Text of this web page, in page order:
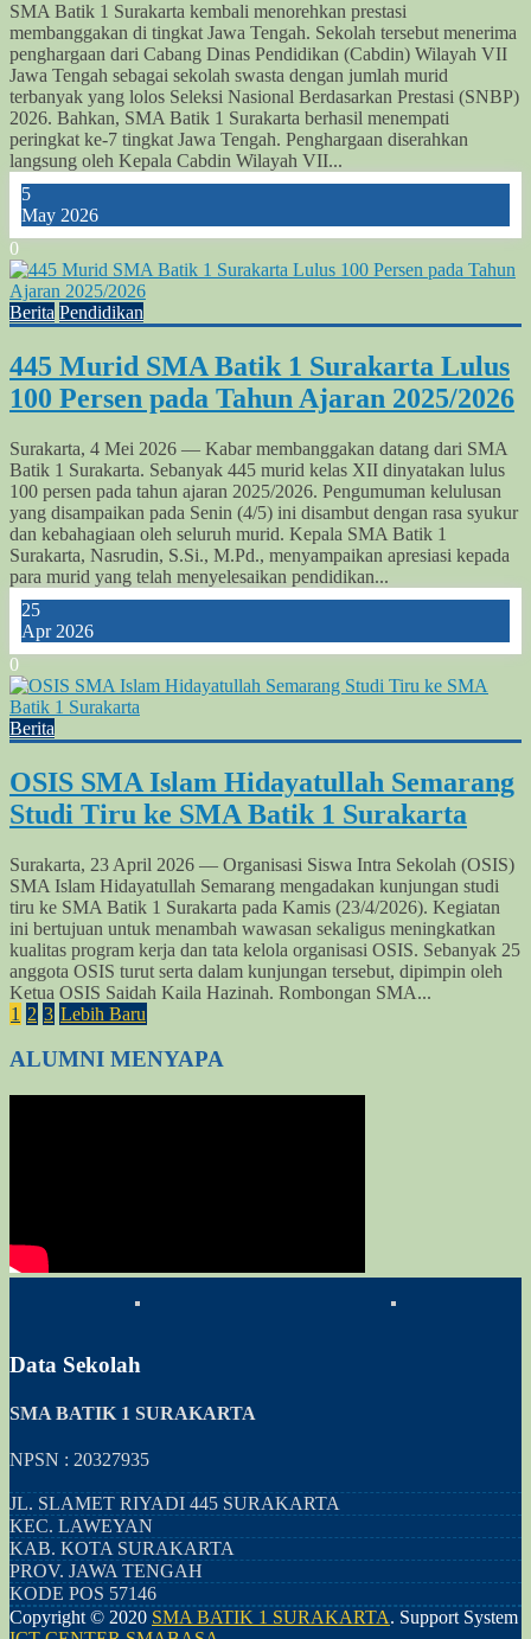
SMA Batik 1 Surakarta kembali menorehkan prestasi
membanggakan di tingkat Jawa Tengah. Sekolah tersebut menerima
penghargaan dari Cabang Dinas Pendidikan (Cabdin) Wilayah VII
Jawa Tengah sebagai sekolah swasta dengan jumlah murid
terbanyak yang lolos Seleksi Nasional Berdasarkan Prestasi (SNBP)
2026. Bahkan, SMA Batik 1 Surakarta berhasil menempati
peringkat ke-7 tingkat Jawa Tengah. Penghargaan diserahkan
langsung oleh Kepala Cabdin Wilayah VII...
5
May 2026
0
Berita Pendidikan
445 Murid SMA Batik 1 Surakarta Lulus
100 Persen pada Tahun Ajaran 2025/2026
Surakarta, 4 Mei 2026 — Kabar membanggakan datang dari SMA
Batik 1 Surakarta. Sebanyak 445 murid kelas XII dinyatakan lulus
100 persen pada tahun ajaran 2025/2026. Pengumuman kelulusan
yang disampaikan pada Senin (4/5) ini disambut dengan rasa syukur
dan kebahagiaan oleh seluruh murid. Kepala SMA Batik 1
Surakarta, Nasrudin, S.Si., M.Pd., menyampaikan apresiasi kepada
para murid yang telah menyelesaikan pendidikan...
25
Apr 2026
0
Berita
OSIS SMA Islam Hidayatullah Semarang
Studi Tiru ke SMA Batik 1 Surakarta
Surakarta, 23 April 2026 — Organisasi Siswa Intra Sekolah (OSIS)
SMA Islam Hidayatullah Semarang mengadakan kunjungan studi
tiru ke SMA Batik 1 Surakarta pada Kamis (23/4/2026). Kegiatan
ini bertujuan untuk menambah wawasan sekaligus meningkatkan
kualitas program kerja dan tata kelola organisasi OSIS. Sebanyak 25
anggota OSIS turut serta dalam kunjungan tersebut, dipimpin oleh
Ketua OSIS Saidah Kaila Hazinah. Rombongan SMA...
1 2 3 Lebih Baru
ALUMNI MENYAPA
Data Sekolah
SMA BATIK 1 SURAKARTA
NPSN : 20327935
JL. SLAMET RIYADI 445 SURAKARTA
KEC. LAWEYAN
KAB. KOTA SURAKARTA
PROV. JAWA TENGAH
KODE POS 57146
Copyright © 2020 SMA BATIK 1 SURAKARTA. Support System